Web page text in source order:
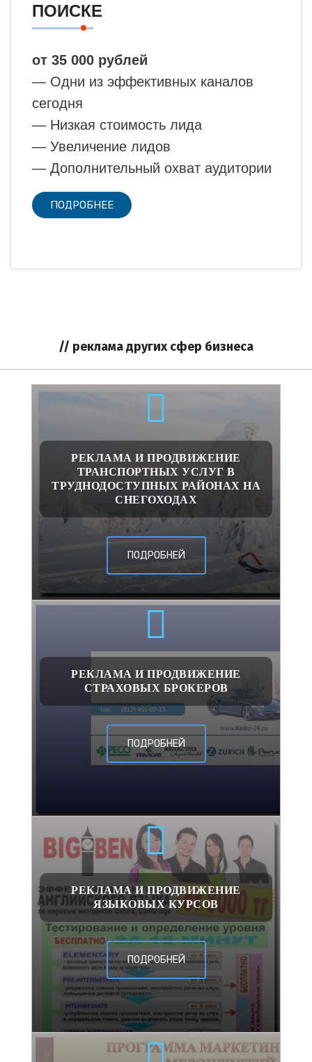
ПОИСКЕ
от 35 000 рублей
— Одни из эффективных каналов
сегодня
— Низкая стоимость лида
— Увеличение лидов
— Дополнительный охват аудитории
ПОДРОБНЕЕ
// реклама других сфер бизнеса
РЕКЛАМА И ПРОДВИЖЕНИЕ
ТРАНСПОРТНЫХ УСЛУГ В
ТРУДНОДОСТУПНЫХ РАЙОНАХ НА
СНЕГОХОДАХ
ПОДРОБНЕЙ
РЕКЛАМА И ПРОДВИЖЕНИЕ
СТРАХОВЫХ БРОКЕРОВ
ПОДРОБНЕЙ
РЕКЛАМА И ПРОДВИЖЕНИЕ
ЯЗЫКОВЫХ КУРСОВ
ПОДРОБНЕЙ